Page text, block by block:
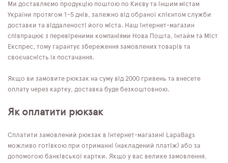
Ми доставляємо продукцію поштою по Києву та іншим містам
України протягом 1-5 днів, залежно від обраної клієнтом служби
доставки та віддаленості його міста. Наш інтернет-магазин
співпрацює з перевіреними компаніями Нова Пошта, Інтайм та Міст
Експрес, тому гарантує збереження замовлених товарів та
своєчасність їх постачання.
Якщо ви замовите рюкзак на суму від 2000 гривень та внесете
оплату через картку, доставка буде безкоштовною.
Як оплатити рюкзак
Сплатити замовлений рюкзак в інтернет-магазині LapaBags
можливо готівкою при отриманні (накладений платіж) або за
допомогою банківської картки. Якщо у вас велике замовлення,